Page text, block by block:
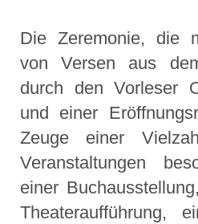
Die Zeremonie, die
von Versen aus
durch den Vorleser
und einer
Zeuge einer
Veranstaltungen
einer
Theateraufführung,